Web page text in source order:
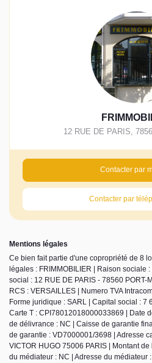
12 RUE DE PARIS,
Contacter par
Contacter par
Mentions légales
Ce bien fait partie d'une copropriété de 8
légales : FRIMMOBILIER | Raison sociale
social : 12 RUE DE PARIS - 78560 PORT-
RCS : VERSAILLES | Numero TVA
Forme juridique : SARL | Capital social : 7
Carte T : CPI78012018000033869 | Date
de délivrance : NC | Caisse de garantie
de garantie : VD7000001/3698 | Adresse
VICTOR HUGO 75006 PARIS | Montant
du médiateur : NC | Adresse du médiateur :